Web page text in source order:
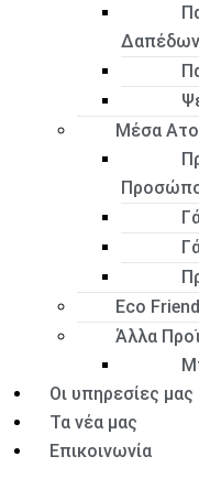
Δαπέδων
Μέσα
Eco
Άλλα
Οι υπηρεσίες μας
Τα νέα μας
Επικοινωνία